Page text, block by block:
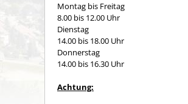
Montag bis Freitag
8.00 bis 12.00 Uhr
Dienstag
14.00 bis 18.00 Uhr
Donnerstag
14.00 bis 16.30 Uhr
Achtung: